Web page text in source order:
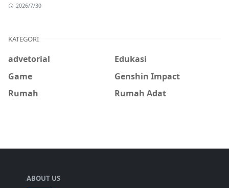
2026/7/30
KATEGORI
advetorial
Edukasi
Game
Genshin Impact
Rumah
Rumah Adat
ABOUT US